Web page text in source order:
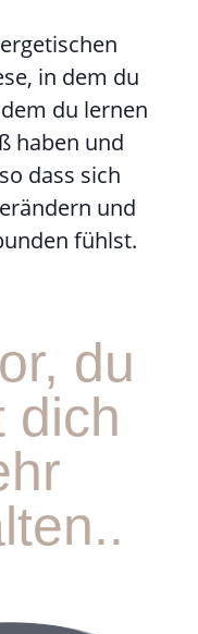
in dem du
du lernen
haben und
dass sich
und
fühlst.
du
dich